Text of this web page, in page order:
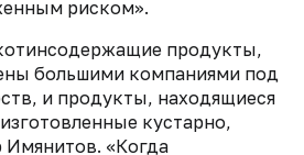
риском».
продукты,
большими компаниями под
и продукты, находящиеся
кустарно,
Имянитов. «Когда